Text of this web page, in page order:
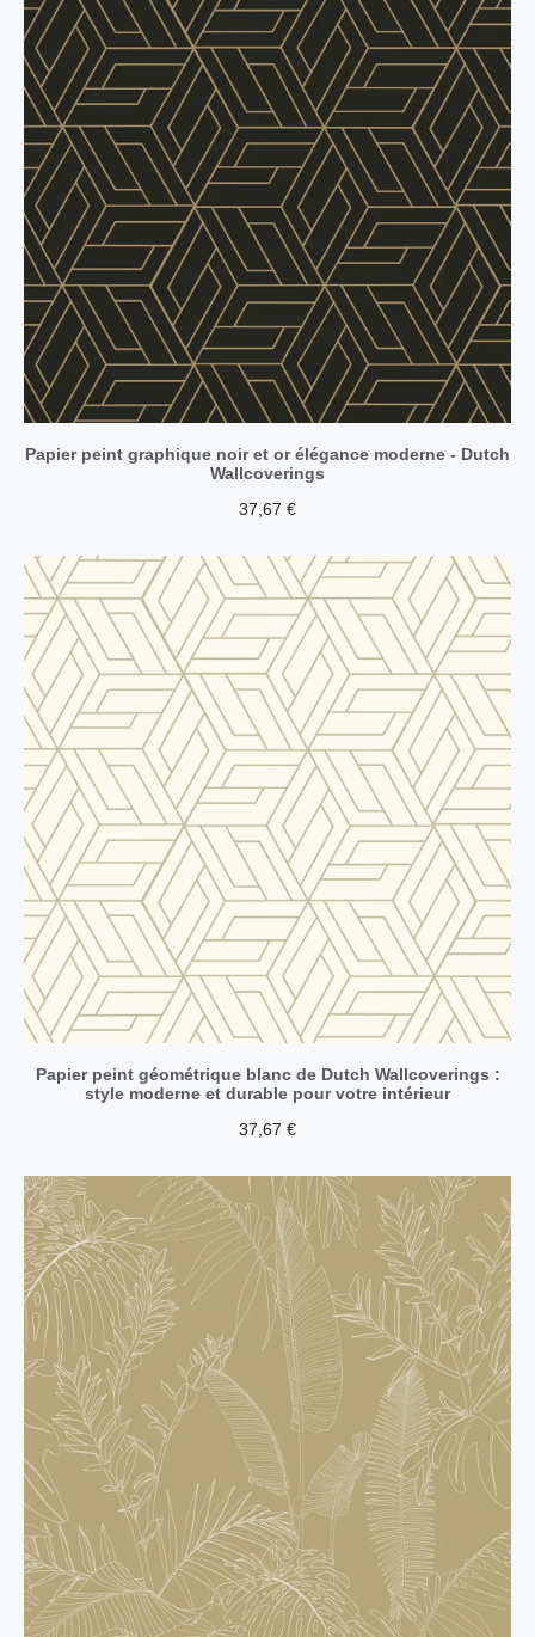
Papier peint graphique noir et or élégance moderne - Dutch
Wallcoverings
37,67 €
Papier peint géométrique blanc de Dutch Wallcoverings :
style moderne et durable pour votre intérieur
37,67 €